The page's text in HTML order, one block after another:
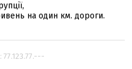
на один км. дороги.
77.123.77.---